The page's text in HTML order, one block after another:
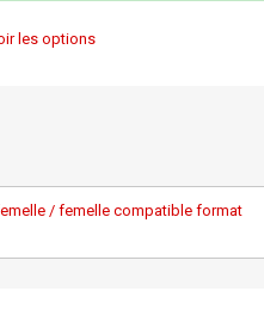
les options
/ femelle compatible format